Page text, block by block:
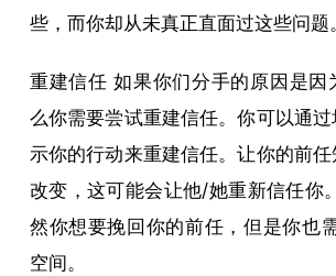
些，而你却从未真正直面过这些问题。
重建信任 如果你们分手的原因是因
么你需要尝试重建信任。你可以通
示你的行动来重建信任。让你的前
改变，这可能会让他/她重新信任你
然你想要挽回你的前任，但是你也
空间。